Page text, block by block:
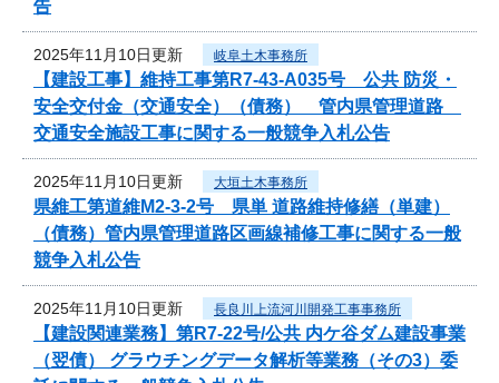
告
2025年11月10日更新 岐阜土木事務所
【建設工事】維持工事第R7-43-A035号 公共 防災・
安全交付金（交通安全）（債務） 管内県管理道路
交通安全施設工事に関する一般競争入札公告
2025年11月10日更新 大垣土木事務所
県維工第道維M2-3-2号 県単 道路維持修繕（単建）
（債務）管内県管理道路区画線補修工事に関する一般
競争入札公告
2025年11月10日更新 長良川上流河川開発工事事務所
【建設関連業務】第R7-22号/公共 内ケ谷ダム建設事業
（翌債） グラウチングデータ解析等業務（その3）委